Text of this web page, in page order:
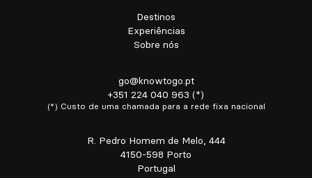
Destinos
Experiências
Sobre nós
go@knowtogo.pt
+351 224 040 963 (*)
(*) Custo de uma chamada para a rede fixa nacional
R. Pedro Homem de Melo, 444
4150-598 Porto
Portugal